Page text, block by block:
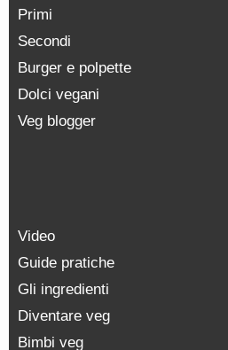
Primi
Secondi
Burger e polpette
Dolci vegani
Veg blogger
Video
Guide pratiche
Gli ingredienti
Diventare veg
Bimbi veg